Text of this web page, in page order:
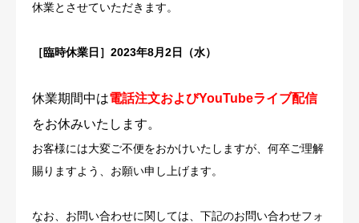
休業とさせていただきます。
［臨時休業日］ 2023年8月2日（水）
休業期間中は電話注文およびYouTubeライブ配信
をお休みいたします。
お客様には大変ご不便をおかけいたしますが、何卒ご理解
賜りますよう、お願い申し上げます。
なお、お問い合わせに関しては、下記のお問い合わせフォ
店舗情報
お問い合わせ